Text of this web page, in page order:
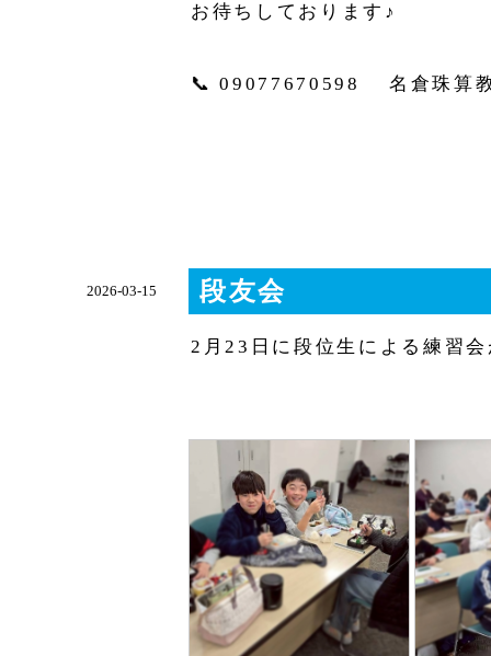
お待ちしております♪
📞 09077670598 名倉珠算
2026-03-15 段友会
2月23日に段位生による練習